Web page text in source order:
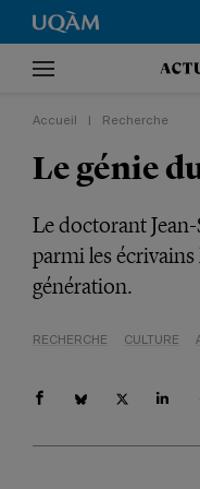
Accueil Recherche
Le génie
Le doctorant
parmi les écrivains
génération.
RECHERCHE CULTURE